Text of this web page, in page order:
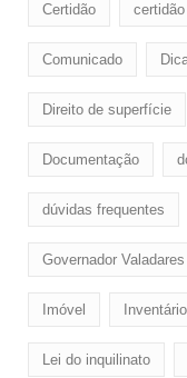
Certidão
Comunicado
Direito de superfície
Documentação
dúvidas frequentes
Governador Valadares
Imóvel Inventário
Lei do inquilinato